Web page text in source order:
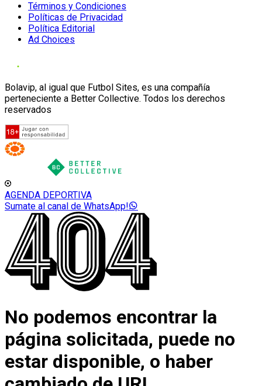
Términos y Condiciones
Políticas de Privacidad
Política Editorial
Ad Choices
Bolavip, al igual que Futbol Sites, es una compañía
perteneciente a Better Collective. Todos los derechos
reservados
AGENDA DEPORTIVA
Sumate al canal de WhatsApp!
No podemos encontrar la
página solicitada, puede no
estar disponible, o haber